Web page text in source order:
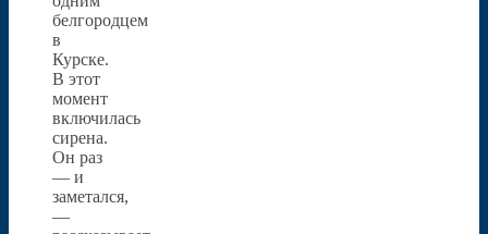
белгородцем
в
Курске.
В этот
момент
включилась
сирена.
Он раз
— и
заметался,
—